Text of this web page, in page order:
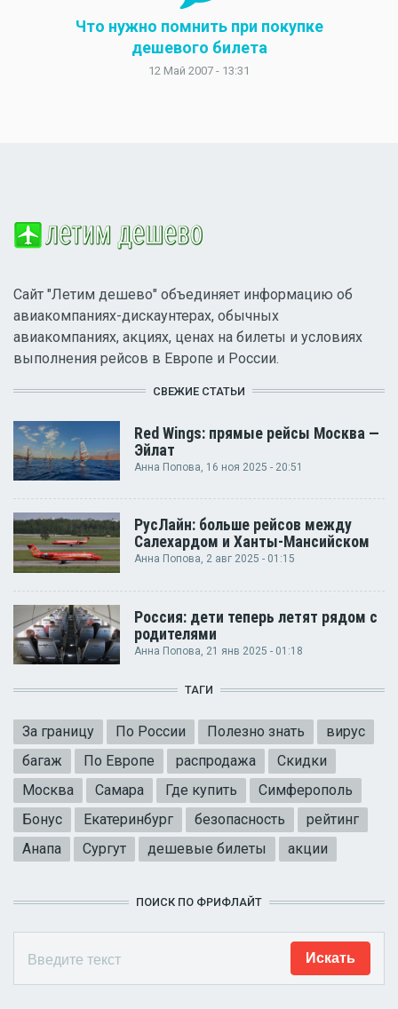
Что нужно помнить при покупке
дешевого билета
12 Май 2007 - 13:31
Сайт "Летим дешево" объединяет информацию об
авиакомпаниях-дискаунтерах, обычных
авиакомпаниях, акциях, ценах на билеты и условиях
выполнения рейсов в Европе и России.
СВЕЖИЕ СТАТЬИ
Red Wings: прямые рейсы Москва —
Эйлат
Анна Попова , 16 ноя 2025 - 20:51
РусЛайн: больше рейсов между
Салехардом и Ханты-Мансийском
Анна Попова, 2 авг 2025 - 01:15
Россия: дети теперь летят рядом с
родителями
Анна Попова , 21 янв 2025 - 01:18
ТАГИ
За границу По России Полезно знать
вирус
багаж
По Европе распродажа
Скидки
Москва
Самара Где купить
Симферополь
Бонус
Екатеринбург безопасность
рейтинг
Анапа
Сургут дешевые билеты акции
ПОИСК ПО ФРИФЛАЙТ